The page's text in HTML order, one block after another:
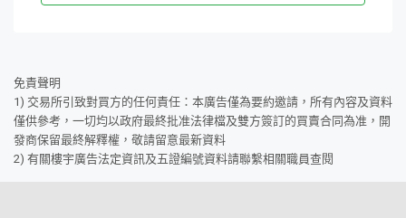
免責聲明
1) 交易所引致對買方的任何責任：本廣告僅為要約邀請，所有內容及資料
僅供參考，一切均以政府最終批准法律檔及雙方簽訂的買賣合同為准，開
發商保留最終解釋權，敬請留意最新資料
2) 有關樓宇廣告法定資訊及五證編號資料請聯繫相關職員查閱